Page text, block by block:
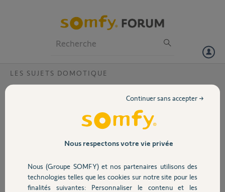
Volet
Sécurité
LES SUJETS DOMOTIQUE
Bonjour, pouvez-vous s'il vous plaît effectuer la migration de mon
installation box Connexoon vers ma nouvelle box Tahoma switch.
Merci d'avance, bonne journée.
Pin tahoma Switch: 2087-7497-3305
Jean-marc V.
Nous respectons votre vie privée
Nous (Groupe SOMFY) et nos partenaires utilisons des
technologies telles que les cookies sur notre site pour les
finalités suivantes: Personnaliser le contenu et les
Continuer sans accepter →